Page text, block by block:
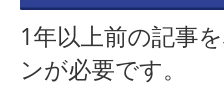
1年以上前の記事
ンが必要です。